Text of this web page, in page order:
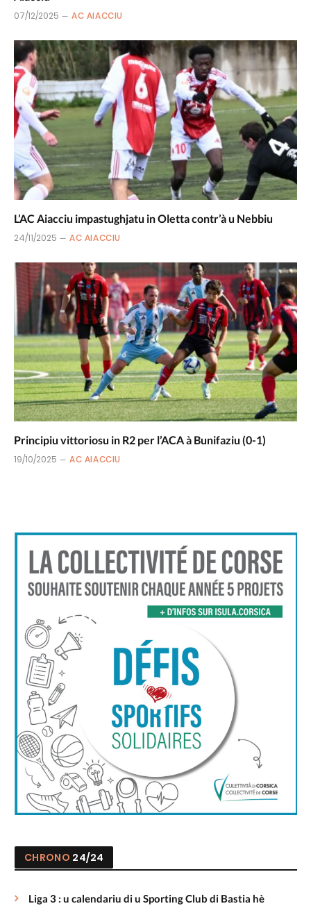
07/12/2025 AC AIACCIU
L’AC Aiacciu impastughjatu in Oletta contr’à u Nebbiu
24/11/2025 AC AIACCIU
Principiu vittoriosu in R2 per l’ACA à Bunifaziu (0-1)
19/10/2025 AC AIACCIU
CHRONO 24/24
Liga 3 : u calendariu di u Sporting Club di Bastia hè